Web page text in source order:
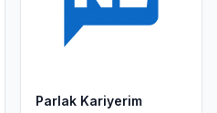
Parlak Kariyerim